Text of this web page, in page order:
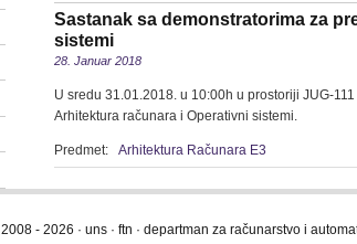
Sastanak sa demonstratorima za
sistemi
28. Januar 2018
U sredu 31.01.2018. u 10:00h u prostoriji JUG-
Arhitektura računara i Operativni sistemi.
Predmet: Arhitektura Računara E3
2008 - 2026 · uns · ftn · departman za računarstvo i